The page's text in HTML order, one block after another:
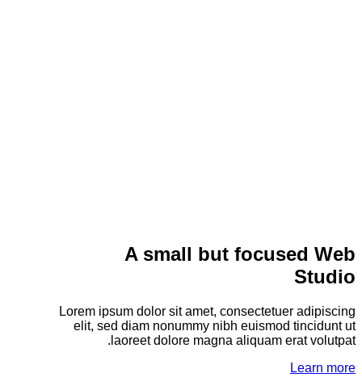
A small but focused Web
Studio
Lorem ipsum dolor sit amet, consectetuer adipiscing
elit, sed diam nonummy nibh euismod tincidunt ut
laoreet dolore magna aliquam erat volutpat.
Learn more